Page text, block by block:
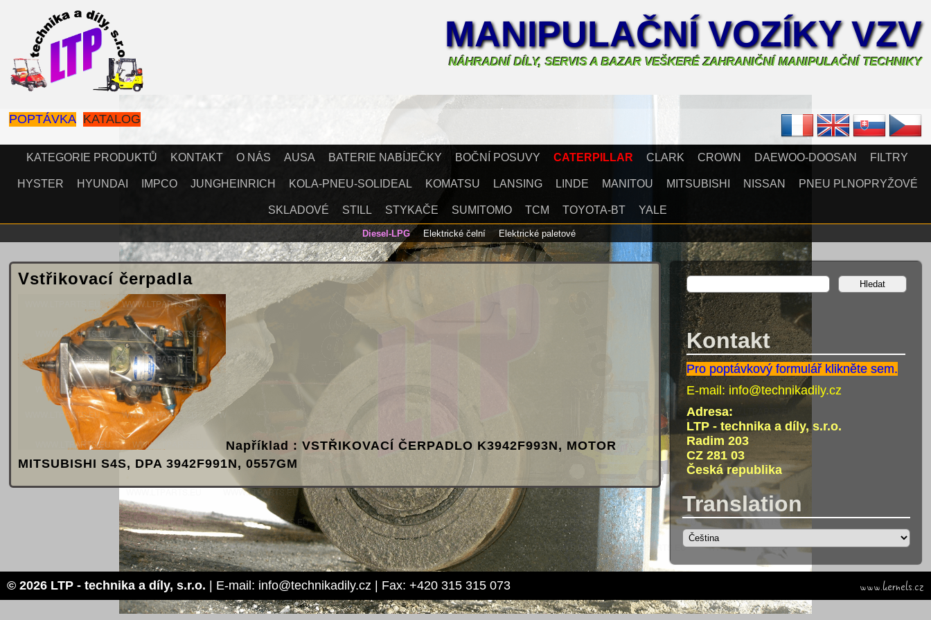
MANIPULAČNÍ VOZÍKY VZV
NÁHRADNÍ DÍLY, SERVIS A BAZAR VEŠKERÉ ZAHRANIČNÍ MANIPULAČNÍ TECHNIKY
POPTÁVKA KATALOG
KATEGORIE PRODUKTŮ KONTAKT O NÁS AUSA BATERIE NABÍJEČKY BOČNÍ POSUVY CATERPILLAR CLARK CROWN DAEWOO-DOOSAN FILTRY
HYSTER HYUNDAI IMPCO JUNGHEINRICH KOLA-PNEU-SOLIDEAL KOMATSU LANSING LINDE MANITOU MITSUBISHI NISSAN PNEU PLNOPRYŽOVÉ
SKLADOVÉ STILL STYKAČE SUMITOMO TCM TOYOTA-BT YALE
Diesel-LPG Elektrické čelní Elektrické paletové
Kontakt
Pro poptávkový formulář klikněte sem.
E-mail: info@technikadily.cz
Adresa:
LTP - technika a díly, s.r.o.
Radim 203
CZ 281 03
Česká republika
Translation
Vstřikovací čerpadla
Například : VSTŘIKOVACÍ ČERPADLO K3942F993N, MOTOR
MITSUBISHI S4S, DPA 3942F991N, 0557GM
© 2026 LTP - technika a díly, s.r.o. | E-mail: info@technikadily.cz | Fax: +420 315 315 073 www.kernels.cz